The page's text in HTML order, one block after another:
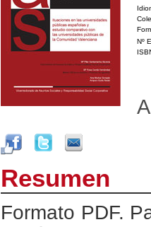
Nº
Resumen
Formato PDF.